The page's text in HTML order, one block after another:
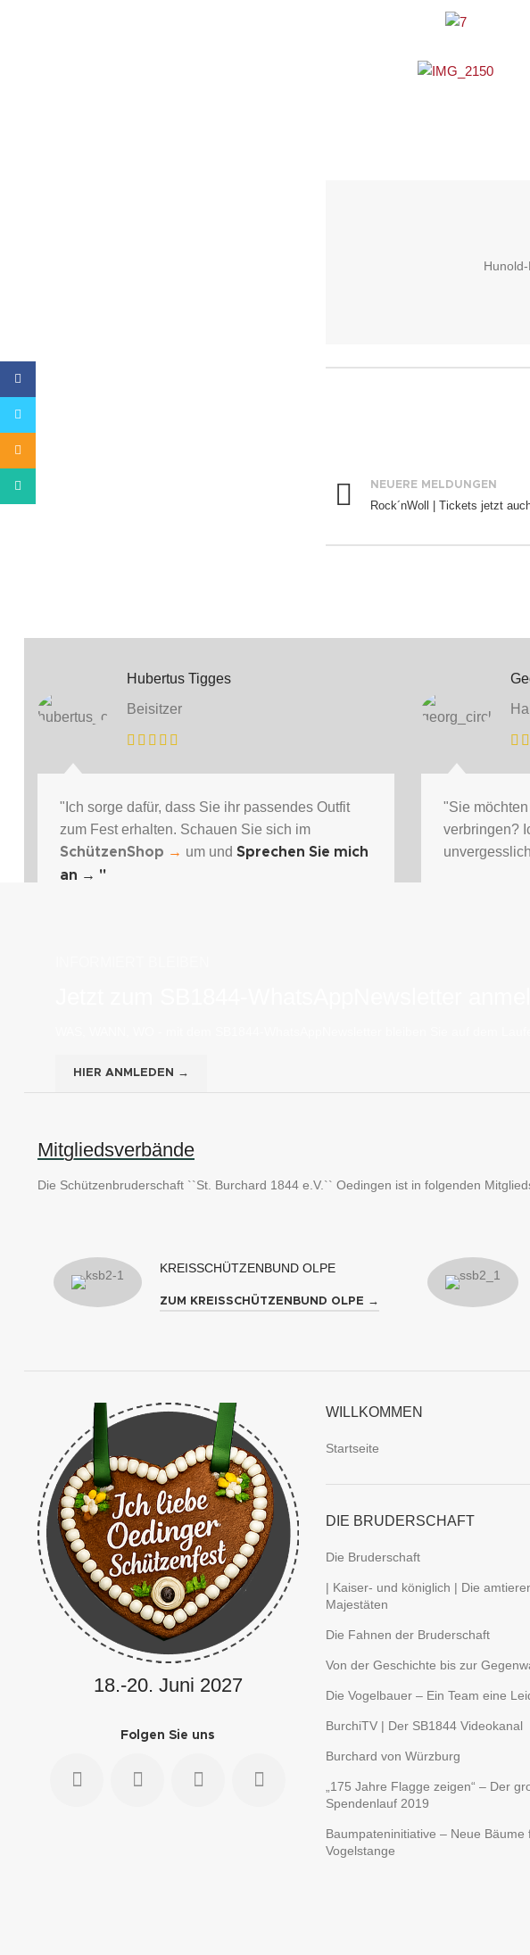
NEUERE MELDUNGEN
Rock´nWoll | Tickets jetzt
Hubertus Tigges
Beisitzer
"Ich sorge dafür, dass Sie ihr passendes Outfit
zum Fest erhalten. Schauen Sie sich im
SchützenShop → um und Sprechen Sie mich
an → "
"Sie
verbringen?
HIER ANMLEDEN →
Mitgliedsverbände
Die Schützenbruderschaft ``St. Burchard 1844 e.V.`` Oedingen ist in folgenden
KREISSCHÜTZENBUND OLPE
ZUM KREISSCHÜTZENBUND OLPE →
18.-20. Juni 2027
Folgen Sie uns
WILLKOMMEN
Startseite
DIE BRUDERSCHAFT
Die Bruderschaft
| Kaiser- und königlich | Die
Majestäten
Die Fahnen der Bruderschaft
Von der Geschichte bis zur
Die Vogelbauer – Ein Team eine
BurchiTV | Der SB1844 Videokanal
Burchard von Würzburg
„175 Jahre Flagge zeigen“ – Der
Spendenlauf 2019
Baumpateninitiative – Neue Bäume
Vogelstange